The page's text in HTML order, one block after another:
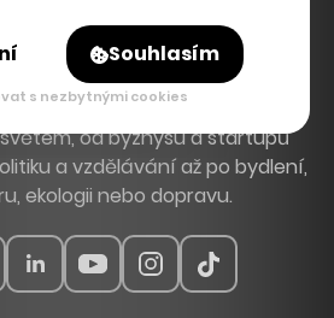
Věnujeme se tématům, která
od byznysu a startupů
a vzdělávání až po bydlení,
ekologii nebo dopravu.
Souhlasím
s nezbytnými cookies